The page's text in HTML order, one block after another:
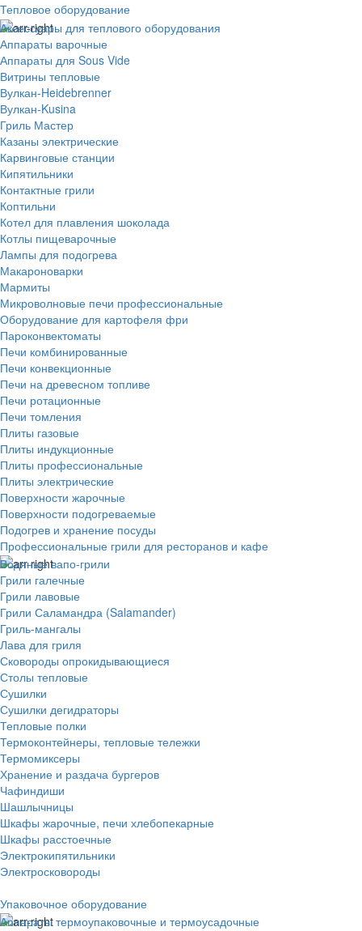
Тепловое оборудование
Аксессуары для теплового оборудования
Аппараты варочные
Аппараты для Sous Vide
Витрины тепловые
Вулкан-Heidebrenner
Вулкан-Kusina
Гриль Мастер
Казаны электрические
Карвинговые станции
Кипятильники
Контактные грили
Коптильни
Котел для плавления шоколада
Котлы пищеварочные
Лампы для подогрева
Макароноварки
Мармиты
Микроволновые печи профессиональные
Оборудование для картофеля фри
Пароконвектоматы
Печи комбинированные
Печи конвекционные
Печи на древесном топливе
Печи ротационные
Печи томления
Плиты газовые
Плиты индукционные
Плиты профессиональные
Плиты электрические
Поверхности жарочные
Поверхности подогреваемые
Подогрев и хранение посуды
Профессиональные грили для ресторанов и кафе
Водяные вапо-грили
Грили галечные
Грили лавовые
Грили Саламандра (Salamander)
Гриль-мангалы
Лава для гриля
Сковороды опрокидывающиеся
Столы тепловые
Сушилки
Сушилки дегидраторы
Тепловые полки
Термоконтейнеры, тепловые тележки
Термомиксеры
Хранение и раздача бургеров
Чафиндиши
Шашлычницы
Шкафы жарочные, печи хлебопекарные
Шкафы расстоечные
Электрокипятильники
Электросковороды
Упаковочное оборудование
Аппараты термоупаковочные и термоусадочные